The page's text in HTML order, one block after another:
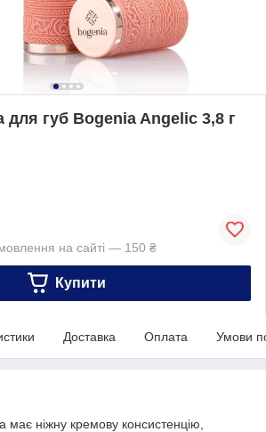
губ Bogenia Angelic 3,8 г
на сайті — 150 ₴
Купити
Доставка Оплата Умови
має ніжну кремову консистенцію,